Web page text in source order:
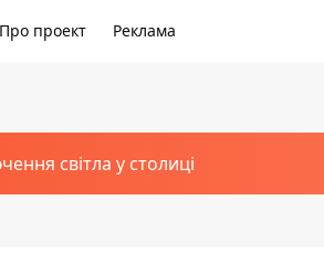
Про проект Реклама
світла у столиці